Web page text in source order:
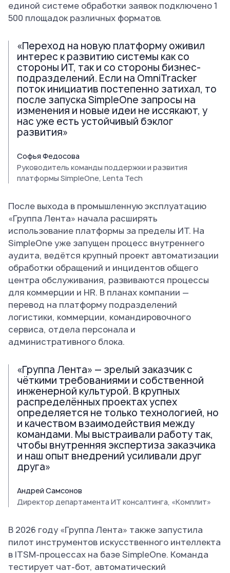
единой системе обработки заявок подключено 1
500 площадок различных форматов.
«Переход на новую платформу оживил
интерес к развитию системы как со
стороны ИТ, так и со стороны бизнес-
подразделений. Если на OmniTracker
поток инициатив постепенно затихал, то
после запуска SimpleOne запросы на
изменения и новые идеи не иссякают, у
нас уже есть устойчивый бэклог
развития»
Софья Федосова
Руководитель команды поддержки и развития
платформы SimpleOne, Lenta Tech
После выхода в промышленную эксплуатацию
«Группа Лента» начала расширять
использование платформы за пределы ИТ. На
SimpleOne уже запущен процесс внутреннего
аудита, ведётся крупный проект автоматизации
обработки обращений и инцидентов общего
центра обслуживания, развиваются процессы
для коммерции и HR. В планах компании —
перевод на платформу подразделений
логистики, коммерции, командировочного
сервиса, отдела персонала и
административного блока.
«Группа Лента» — зрелый заказчик с
чёткими требованиями и собственной
инженерной культурой. В крупных
распределённых проектах успех
определяется не только технологией, но
и качеством взаимодействия между
командами. Мы выстраивали работу так,
чтобы внутренняя экспертиза заказчика
и наш опыт внедрений усиливали друг
друга»
Андрей Самсонов
Директор департамента ИТ консалтинга, «Комплит»
В 2026 году «Группа Лента» также запустила
пилот инструментов искусственного интеллекта
в ITSM-процессах на базе SimpleOne. Команда
тестирует чат-бот, автоматический